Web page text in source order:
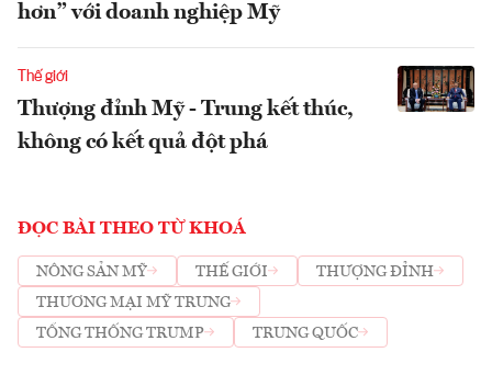
hơn” với doanh nghiệp Mỹ
Thế giới
Thượng đỉnh Mỹ - Trung kết thúc,
không có kết quả đột phá
ĐỌC BÀI THEO TỪ KHOÁ
NÔNG SẢN MỸ THẾ GIỚI
THƯỢNG ĐỈNH
THƯƠNG MẠI MỸ TRUNG
TỔNG THỐNG TRUMP
TRUNG QUỐC